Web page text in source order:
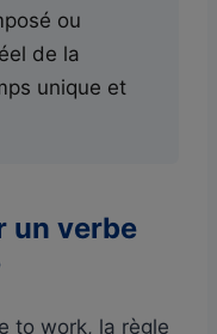
ou
de la
unique et
un verbe
to work, la règle